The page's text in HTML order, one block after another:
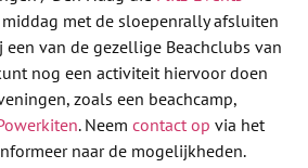
met de sloepenrally afsluiten
een van de gezellige Beachclubs van
nog een activiteit hiervoor doen
zoals een beachcamp,
. Neemcontact op via het
naar de mogelijkheden.